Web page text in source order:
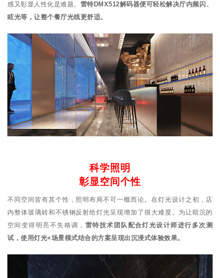
感又彰显人性化是难题。 雷特DMX512解码器便可轻松解决厅内频闪、
眩光等，让整个餐厅光线更舒适。
科学照明
彰显空间个性
不同空间皆有其个性，照明布局不可一概而论。在灯光设计之初，店
内整体玻璃砖和不锈钢反射给灯光呈现增加了很大难度。为让暗沉的
空间变得明亮不失格调， 雷特技术团队配合灯光设计师进行多次测
试，使用灯光+场景模式结合的方案呈现出沉浸式体验效果。